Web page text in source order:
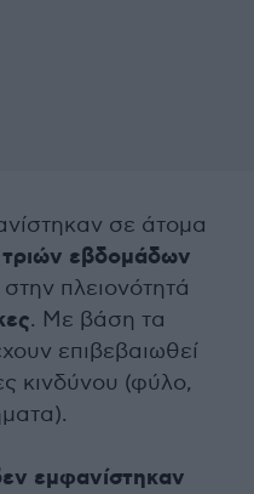
σε άτομα
τριών εβδομάδων
στην πλειονότητά
. Με βάση τα
επιβεβαιωθεί
κινδύνου (φύλο,
εμφανίστηκαν